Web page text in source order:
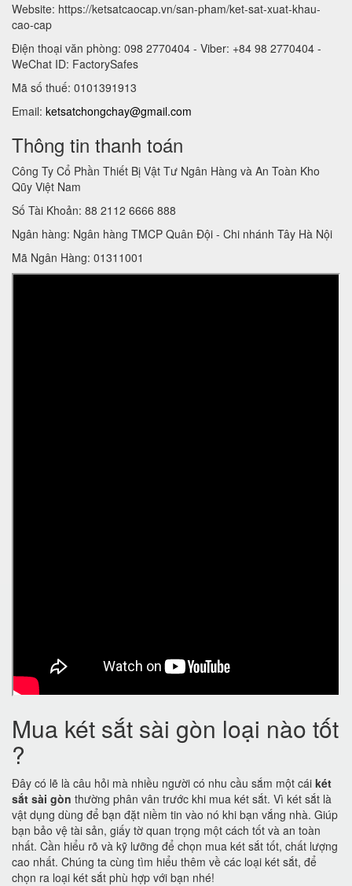
Website: https://ketsatcaocap.vn/san-pham/ket-sat-xuat-khau-
cao-cap
Điện thoại văn phòng: 098 2770404 - Viber: +84 98 2770404 -
WeChat ID: FactorySafes
Mã số thuế: 0101391913
Email: ketsatchongchay@gmail.com
Thông tin thanh toán
Công Ty Cổ Phần Thiết Bị Vật Tư Ngân Hàng và An Toàn Kho
Qũy Việt Nam
Số Tài Khoản: 88 2112 6666 888
Ngân hàng: Ngân hàng TMCP Quân Đội - Chi nhánh Tây Hà Nội
Mã Ngân Hàng: 01311001
Mua két sắt sài gòn loại nào tốt
?
Đây có lẽ là câu hỏi mà nhiều người có nhu cầu sắm một cái két
sắt sài gòn thường phân vân trước khi mua két sắt. Vì két sắt là
vật dụng dùng để bạn đặt niềm tin vào nó khi bạn vắng nhà. Giúp
bạn bảo vệ tài sản, giấy tờ quan trọng một cách tốt và an toàn
nhất. Cần hiểu rõ và kỹ lưỡng để chọn mua két sắt tốt, chất lượng
cao nhất. Chúng ta cùng tìm hiểu thêm về các loại két sắt, để
chọn ra loại két sắt phù hợp với bạn nhé!